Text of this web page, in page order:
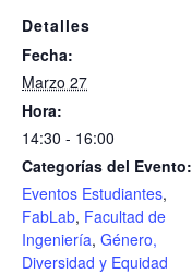
Detalles
Fecha:
Marzo 27
Hora:
14:30 - 16:00
Categorías del Evento:
Eventos Estudiantes,
FabLab, Facultad de
Ingeniería, Género,
Diversidad y Equidad